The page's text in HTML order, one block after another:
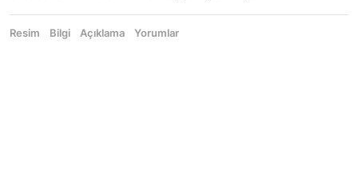
Resim Bilgi Açıklama Yorumlar